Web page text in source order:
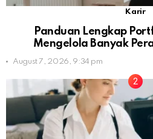
Karir
Panduan Lengkap
Mengelola Banyak
August 7, 2026, 9:34 pm